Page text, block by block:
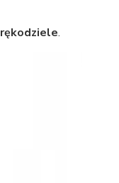
rękodziele.